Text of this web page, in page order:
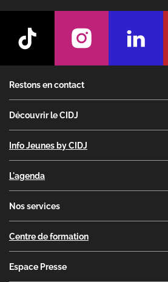
Restons en contact
Découvrir le CIDJ
Info Jeunes by CIDJ
L'agenda
Nos services
Centre de formation
Espace Presse